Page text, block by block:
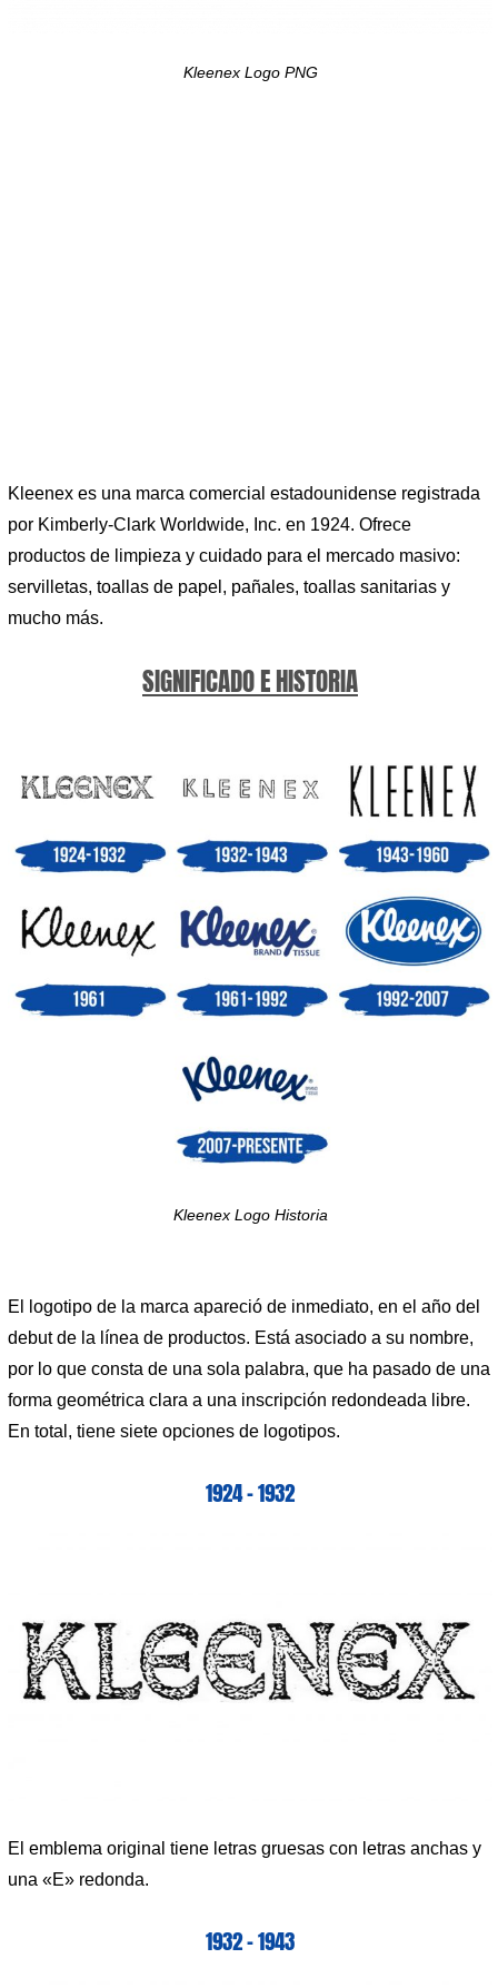
Kleenex Logo PNG
Kleenex es una marca comercial estadounidense registrada
por Kimberly-Clark Worldwide, Inc. en 1924. Ofrece
productos de limpieza y cuidado para el mercado masivo:
servilletas, toallas de papel, pañales, toallas sanitarias y
mucho más.
SIGNIFICADO E HISTORIA
Kleenex Logo Historia
El logotipo de la marca apareció de inmediato, en el año del
debut de la línea de productos. Está asociado a su nombre,
por lo que consta de una sola palabra, que ha pasado de una
forma geométrica clara a una inscripción redondeada libre.
En total, tiene siete opciones de logotipos.
1924 – 1932
El emblema original tiene letras gruesas con letras anchas y
una «E» redonda.
1932 – 1943